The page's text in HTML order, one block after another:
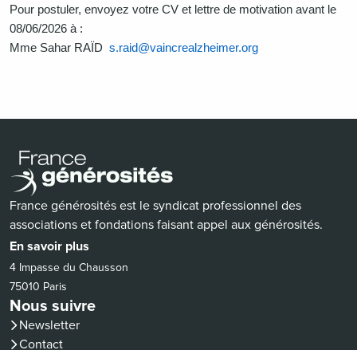
Pour postuler, envoyez votre CV et lettre de motivation avant le
08/06/2026 à :
Mme Sahar RAÏD s.raid@vaincrealzheimer.org
France générosités est le syndicat professionnel des
associations et fondations faisant appel aux générosités.
En savoir plus
4 Impasse du Chausson
75010 Paris
Nous suivre
Newsletter
Contact